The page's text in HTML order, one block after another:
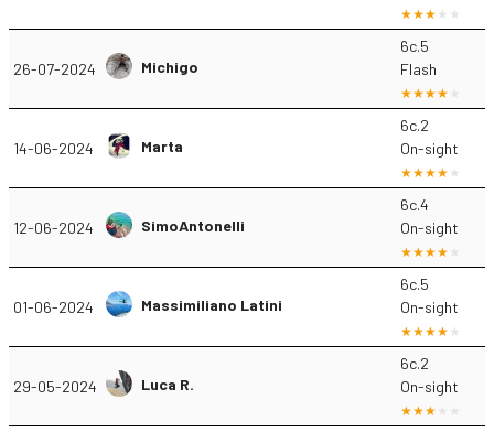
26-07-2024 Michigo
6c.5
Flash
14-06-2024 Marta
6c.2
On-sight
12-06-2024 SimoAntonelli
6c.4
On-sight
01-06-2024 Massimiliano Latini
6c.5
On-sight
29-05-2024 Luca R.
6c.2
On-sight